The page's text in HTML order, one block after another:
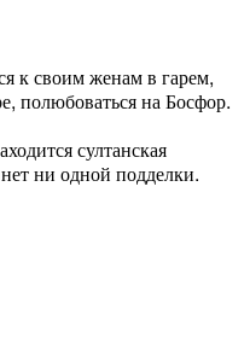
к своим женам в гарем,
полюбоваться на Босфор.
султанская
ни одной подделки.